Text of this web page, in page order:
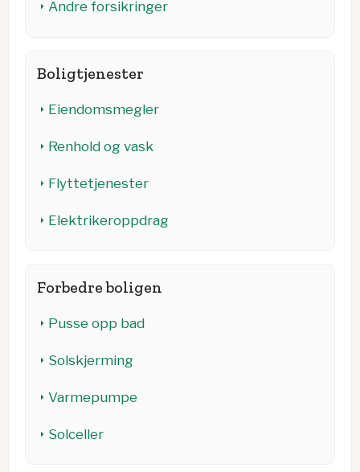
Andre forsikringer
Boligtjenester
Eiendomsmegler
Renhold og vask
Flyttetjenester
Elektrikeroppdrag
Forbedre boligen
Pusse opp bad
Solskjerming
Varmepumpe
Solceller